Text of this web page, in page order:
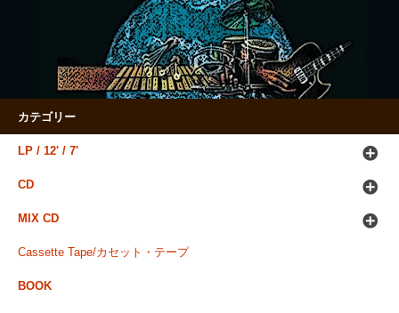
カテゴリー
LP / 12' / 7'
CD
MIX CD
Cassette Tape/カセット・テープ
BOOK